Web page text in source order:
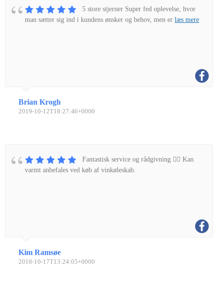
5 store stjerner Super fed oplevelse, hvor
man sætter sig ind i kundens ønsker og behov, men er læs mere
Brian Krogh
2019-10-12T18:27:46+0000
Fantastisk service og rådgivning 👌🏼 Kan
varmt anbefales ved køb af vinkøleskab.
Kim Ramsøe
2018-10-17T13:24:05+0000